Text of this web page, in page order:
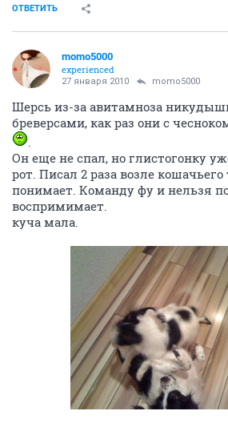
ОТВЕТИТЬ
momo5000
experienced
27 января 2010 momo5000
Шерсь из-за авитамноза
бреверсами, как раз они с
.
Он еще не спал, но глистогонку
рот. Писал 2 раза возле
понимает. Команду фу и нельзя
воспримимает.
куча мала.